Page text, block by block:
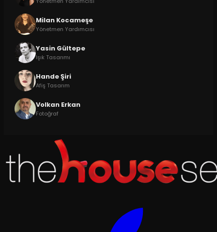
Milan Kocameşe
Yönetmen Yardımcısı
Yasin Gültepe
Işık Tasarımı
Hande Şiri
Afiş Tasarım
Volkan Erkan
Fotoğraf